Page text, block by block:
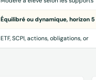
Équilibré ou dynamique, horizon 5
ETF, SCPI, actions, obligations, or